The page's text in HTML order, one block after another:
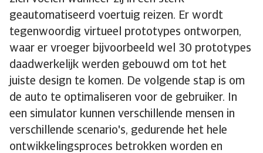
geautomatiseerd voertuig reizen. Er wordt
tegenwoordig virtueel prototypes ontworpen,
waar er vroeger bijvoorbeeld wel 30 prototypes
daadwerkelijk werden gebouwd om tot het
juiste design te komen. De volgende stap is om
de auto te optimaliseren voor de gebruiker. In
een simulator kunnen verschillende mensen in
verschillende scenario's, gedurende het hele
ontwikkelingsproces betrokken worden en